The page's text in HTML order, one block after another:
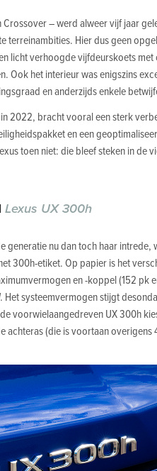
– werd alweer vijf jaar
terreinambities. Hier dus geen
licht verhoogde vijfdeurskoets met
Ook het interieur was enigszins
en anderzijds enkele
2022, bracht vooral een sterk
en een
toen niet: die bleef steken in de
Lexus UX 300h
generatie nu dan toch haar intrede,
300h-etiket. Op papier is het
en -koppel (152 pk
Het systeemvermogen stijgt
voorwielaangedreven UX 300h
achteras (die is voortaan